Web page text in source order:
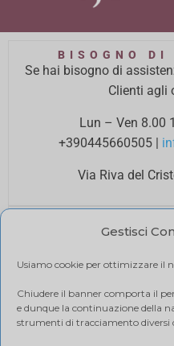
Gestisci
Usiamo cookie per ottimizzare il
Chiudere il banner comporta il
e dunque la continuazione della
strumenti di tracciamento diversi
BISOGNO DI
Se hai bisogno di
Clienti agli
Lun – Ven 8.00
+390445660505 |
Via Riva del
I tuoi pagamenti online